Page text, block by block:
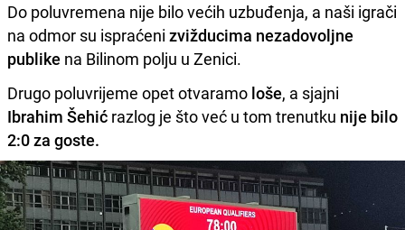
Do poluvremena nije bilo većih uzbuđenja, a naši igrači
na odmor su ispraćeni zvižducima nezadovoljne
publike na Bilinom polju u Zenici.
Drugo poluvrijeme opet otvaramo loše, a sjajni
Ibrahim Šehić razlog je što već u tom trenutku nije bilo
2:0 za goste.